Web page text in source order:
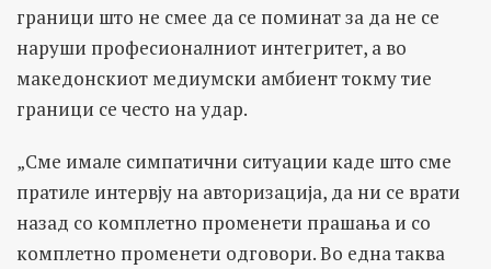
граници што не смее да се поминат за да не се
наруши професионалниот интегритет, а во
македонскиот медиумски амбиент токму тие
граници се често на удар.
„Сме имале симпатични ситуации каде што сме
пратиле интервју на авторизација, да ни се врати
назад со комплетно променети прашања и со
комплетно променети одговори. Во една таква